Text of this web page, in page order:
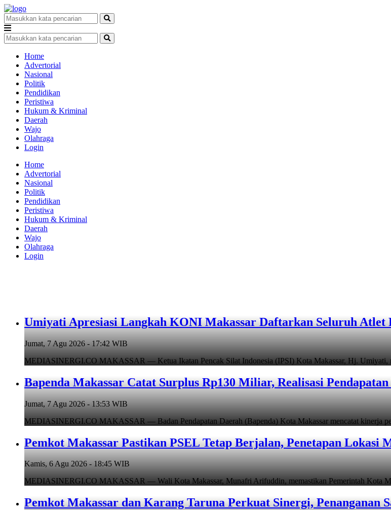
Home
Advertorial
Nasional
Politik
Pendidikan
Peristiwa
Hukum & Kriminal
Daerah
Wajo
Olahraga
Login
Home
Advertorial
Nasional
Politik
Pendidikan
Peristiwa
Hukum & Kriminal
Daerah
Wajo
Olahraga
Login
Umiyati Apresiasi Langkah KONI Makassar Daftarkan Seluruh Atlet
Jumat, 7 Agu 2026 - 17:42 WIB
MEDIASINERGI.CO MAKASSAR — Ketua Ikatan Pencak Silat Indonesia (IPSI) Kota Makassar, Hj. Umiyati,
Bapenda Makassar Catat Surplus Rp130 Miliar, Realisasi Pendapatan
Jumat, 7 Agu 2026 - 13:53 WIB
MEDIASINERGI.CO MAKASSAR — Badan Pendapatan Daerah (Bapenda) Kota Makassar mencatat kinerja
Pemkot Makassar Pastikan PSEL Tetap Berjalan, Penetapan Lokasi
Kamis, 6 Agu 2026 - 18:45 WIB
MEDIASINERGI.CO MAKASSAR — Wali Kota Makassar, Munafri Arifuddin, memastikan Pemerintah Kota
Pemkot Makassar dan Karang Taruna Perkuat Sinergi, Penanganan